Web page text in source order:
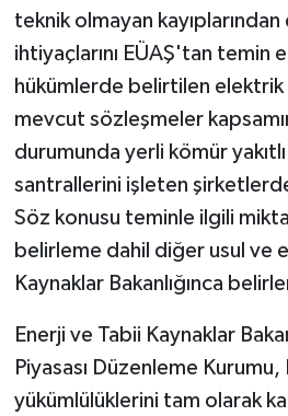
teknik olmayan kayıplarından
ihtiyaçlarını EÜAŞ'tan temin
hükümlerde belirtilen elektrik
mevcut sözleşmeler
durumunda yerli kömür
santrallerini işleten
Söz konusu teminle ilgili
belirleme dahil diğer usul ve
Kaynaklar Bakanlığınca
Enerji ve Tabii Kaynaklar
Piyasası Düzenleme Kurumu,
yükümlülüklerini tam olarak